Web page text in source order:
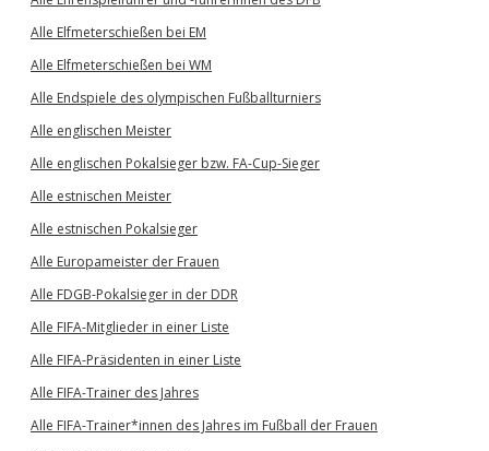
Alle Elfmeterschießen bei EM
Alle Elfmeterschießen bei WM
Alle Endspiele des olympischen Fußballturniers
Alle englischen Meister
Alle englischen Pokalsieger bzw. FA-Cup-Sieger
Alle estnischen Meister
Alle estnischen Pokalsieger
Alle Europameister der Frauen
Alle FDGB-Pokalsieger in der DDR
Alle FIFA-Mitglieder in einer Liste
Alle FIFA-Präsidenten in einer Liste
Alle FIFA-Trainer des Jahres
Alle FIFA-Trainer*innen des Jahres im Fußball der Frauen